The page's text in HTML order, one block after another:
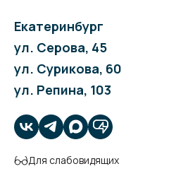
Екатеринбург
ул. Серова, 45
ул. Сурикова, 60
ул. Репина, 103
Для слабовидящих